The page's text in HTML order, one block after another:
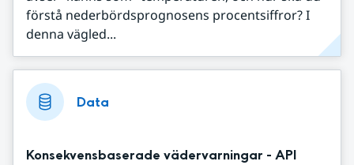
förstå nederbördsprognosens procentsiffror? I
denna vägled...
Data
Konsekvensbaserade vädervarningar - API